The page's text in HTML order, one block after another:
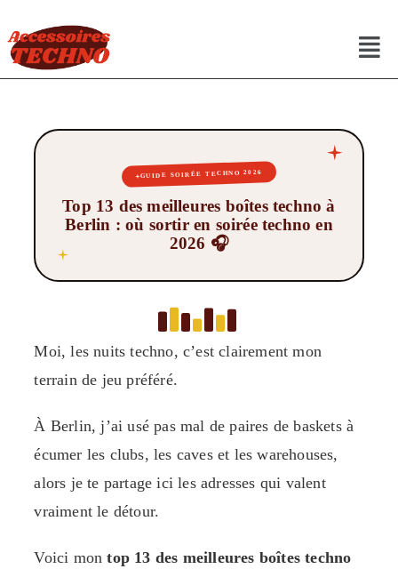
GUIDE SOIRÉE TECHNO 2026
Top 13 des meilleures boîtes techno à
Berlin : où sortir en soirée techno en
2026 🎧
Moi, les nuits techno, c’est clairement mon
terrain de jeu préféré.
À Berlin, j’ai usé pas mal de paires de baskets à
écumer les clubs, les caves et les warehouses,
alors je te partage ici les adresses qui valent
vraiment le détour.
Voici montop 13 des meilleures boîtes techno